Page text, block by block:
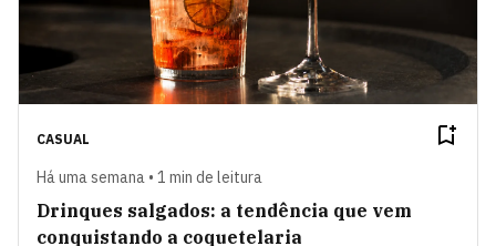
CASUAL
Há uma semana • 1 min de leitura
Drinques salgados: a tendência que vem
conquistando a coquetelaria